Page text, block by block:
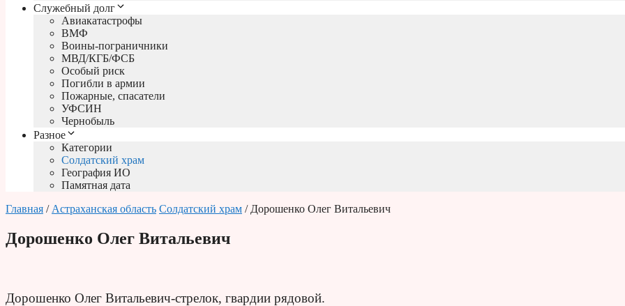
Служебный долг
Авиакатастрофы
ВМФ
Воины-пограничники
МВД/КГБ/ФСБ
Особый риск
Погибли в армии
Пожарные, спасатели
УФСИН
Чернобыль
Разное
Категории
Солдатский храм
География ИО
Памятная дата
Главная / Астраханская область Солдатский храм / Дорошенко Олег Витальевич
Дорошенко Олег Витальевич
Дорошенко Олег Витальевич-стрелок, гвардии рядовой.